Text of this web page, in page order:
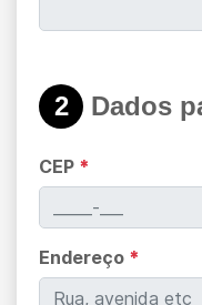
2 Dados
CEP *
Endereço *